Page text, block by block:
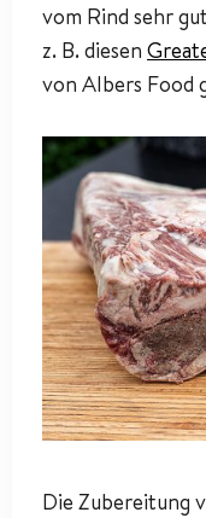
vom Rind sehr
z. B. diesen
von Albers Food
Die Zubereitung